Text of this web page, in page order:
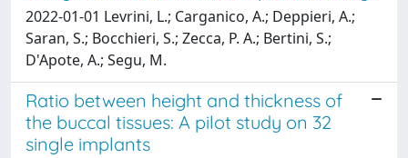
2022-01-01 Levrini, L.; Carganico, A.; Deppieri, A.;
Saran, S.; Bocchieri, S.; Zecca, P. A.; Bertini, S.;
D'Apote, A.; Segu, M.
Ratio between height and thickness of
the buccal tissues: A pilot study on 32
single implants